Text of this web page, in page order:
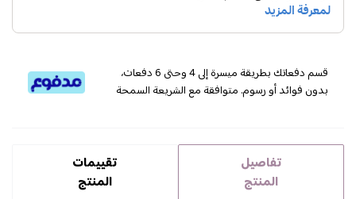
قسم دفعاتك بطريقة ميسرة إلى 4 وحتى 6 دفعات،
بدون فوائد أو رسوم. متوافقة مع الشريعة السمحة
تفاصيل
المنتج
تقييمات
المنتج